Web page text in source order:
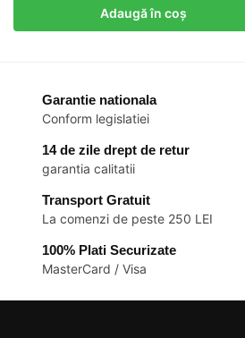
Adaugă în coș
Garantie nationala
Conform legislatiei
14 de zile drept de retur
garantia calitatii
Transport Gratuit
La comenzi de peste 250 LEI
100% Plati Securizate
MasterCard / Visa